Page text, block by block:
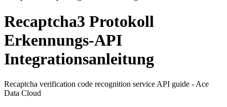
Recaptcha3 Protokoll
Erkennungs-API
Integrationsanleitung
Recaptcha verification code recognition service API guide - Ace
Data Cloud